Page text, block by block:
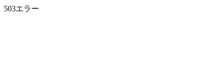
503エラー